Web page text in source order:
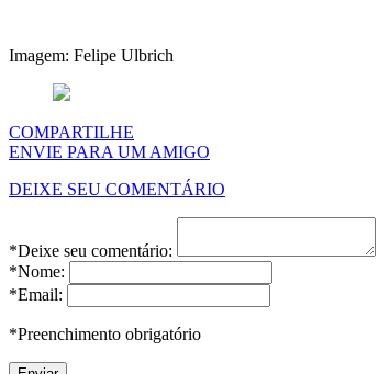
Imagem: Felipe Ulbrich
COMPARTILHE
ENVIE PARA UM AMIGO
DEIXE SEU COMENTÁRIO
*Deixe seu comentário:
*Nome:
*Email:
*Preenchimento obrigatório